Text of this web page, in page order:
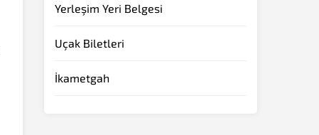
Yerleşim Yeri Belgesi
Uçak Biletleri
İkametgah